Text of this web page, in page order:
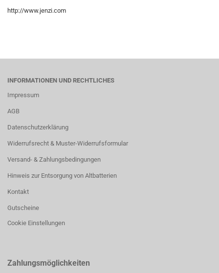
http://www.jenzi.com
INFORMATIONEN UND RECHTLICHES
Impressum
AGB
Datenschutzerklärung
Widerrufsrecht & Muster-Widerrufsformular
Versand- & Zahlungsbedingungen
Hinweis zur Entsorgung von Altbatterien
Kontakt
Gutscheine
Cookie Einstellungen
Zahlungsmöglichkeiten